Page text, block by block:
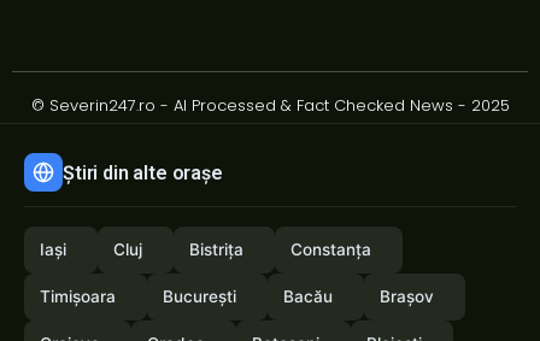
© Severin247.ro - AI Processed & Fact Checked News - 2025
Știri din alte orașe
Iași Cluj Bistrița Constanța
Timișoara București Bacău Brașov